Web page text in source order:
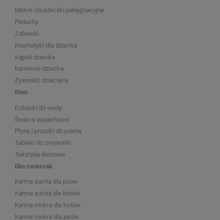
Mokre chusteczki pielęgnacyjne
Pieluchy
Zabawki
Kosmetyki dla dziecka
Kąpiel dziecka
Kamienie dziecka
Żywność dziecięca
Dom
Dzbanki do wody
Świece zapachowe
Płyny i proszki do prania
Tableki do zmywarki
Tekstylia domowe
Eko zwierzak
Karma sucha dla psów
Karma sucha dla kotów
Karma mokra dla kotów
Karma mokra dla psów